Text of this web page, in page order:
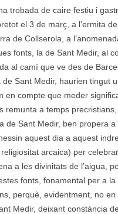
trobada de caire festiu i
el 3 de març, a l’ermita
de Collserola, a
fonts, la de Sant Medir, al
al camí que ve des de
Sant Medir, haurien tingut
en compte que meder
remunta a temps
de Sant Medir, ben propera
aquest dia a aquest
arcaica) per
a les divinitats de l’aigua,
fonts, fonamental per a
perquè, evidentment, no
Medir, deixant constància